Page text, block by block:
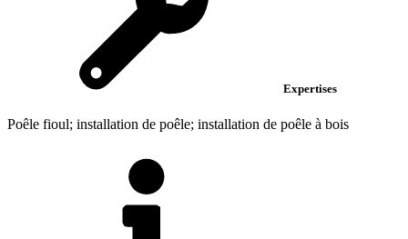
Expertises
Poêle fioul; installation de poêle; installation de poêle à bois